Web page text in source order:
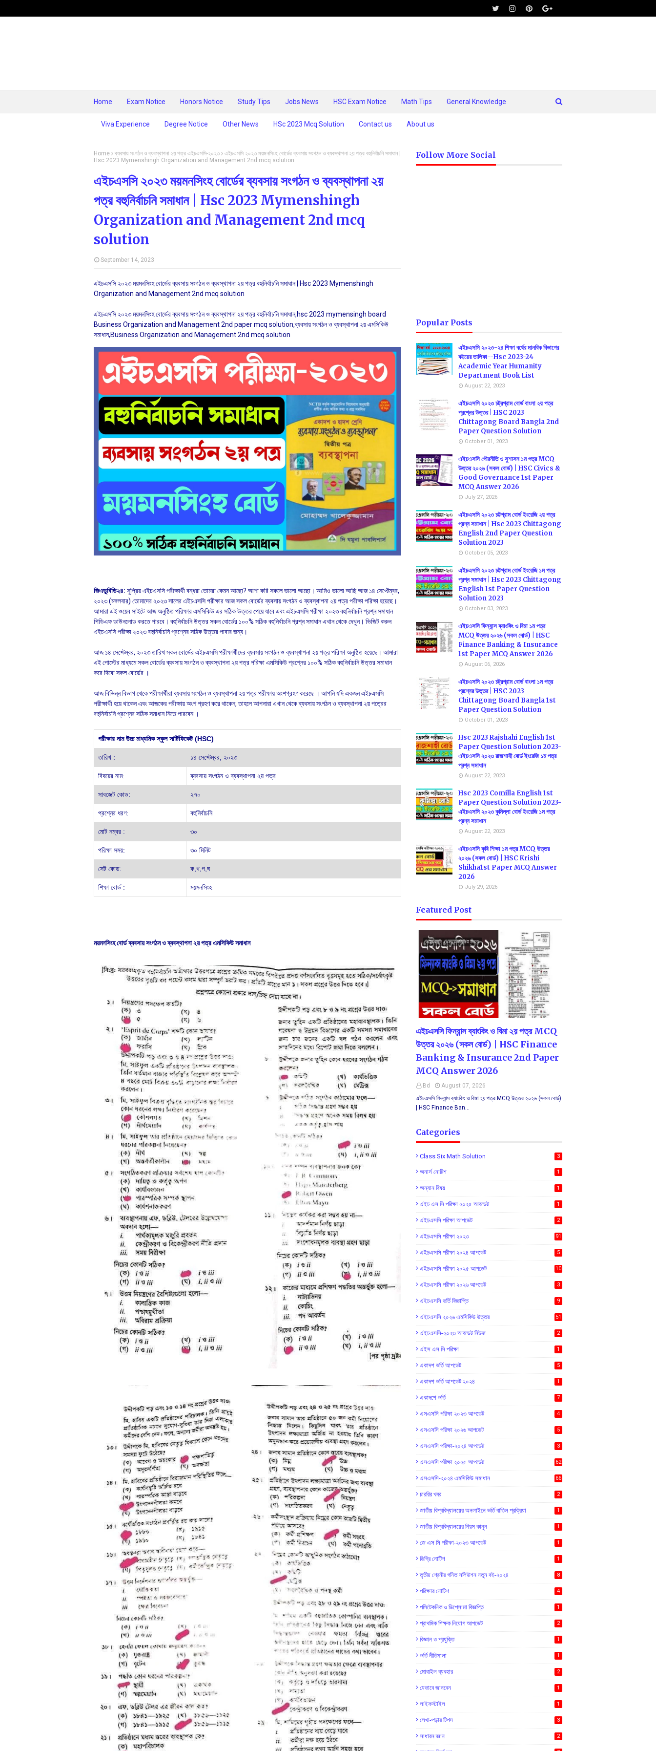
Home Exam Notice Honors Notice Study Tips Jobs News HSC Exam Notice Math Tips General Knowledge
Viva Experience Degree Notice Other News HSc 2023 Mcq Solution Contact us About us
Home ব্যবসায় সংগঠন ও ব্যবস্থাপনা ২য় পত্র এইচএসসি-২০২৩
এইচএসসি ২০২৩ ময়মনসিংহ বোর্ডের ব্যবসায় সংগঠন ও ব্যবস্থাপনা ২য় পত্র বহুনির্বাচনি সমাধান |
Hsc 2023 Mymenshingh Organization and Management 2nd mcq solution
এইচএসসি ২০২৩ ময়মনসিংহ বোর্ডের ব্যবসায় সংগঠন ও ব্যবস্থাপনা ২য়
পত্র বহুনির্বাচনি সমাধান | Hsc 2023 Mymenshingh
Organization and Management 2nd mcq
solution
September 14, 2023
এইচএসসি ২০২৩ ময়মনসিংহ বোর্ডের ব্যবসায় সংগঠন ও ব্যবস্থাপনা ২য় পত্র বহুনির্বাচনি সমাধান | Hsc 2023 Mymenshingh
Organization and Management 2nd mcq solution
এইচএসসি ২০২৩ ময়মনসিংহ বোর্ডের ব্যবসায় সংগঠন ও ব্যবস্থাপনা ২য় পত্র বহুনির্বাচনি সমাধান,hsc 2023 mymensingh board
Business Organization and Management 2nd paper mcq solution,ব্যবসায় সংগঠন ও ব্যবস্থাপনা ২য় এমসিকিউ
সমাধান,Business Organization and Management 2nd mcq solution
জিএডুবিডি২৪: সুপ্রিয় এইচএসসি পরীক্ষার্থী বন্ধরা তোমরা কেমন আছো? আশা করি সকলে ভালো আছো। আমিও ভালো আছি আজ ১৪ সেপ্টেম্বর,
২০২৩ (মঙ্গলবার) তোমাদের ২০২৩ সালের এইচএসসি পরীক্ষার আজ সকল বোর্ডের ব্যবসায় সংগঠন ও ব্যবস্থাপনা ২য় পত্র পরীক্ষা পরিক্ষা হয়েছে।
আমারা এই ওয়েব সাইটে আজ অনুষ্ঠিত পরিক্ষার এমসিকিউ এর সঠিক উত্তর পেয়ে যাবে এবং এইচএসসি পরীক্ষা ২০২৩ বহুনির্বাচনি প্রশ্ন সমাধান
পিডিএফ ডাউনলোড করতে পারবে। বহুনির্বাচনি উত্তর সকল বোর্ডের ১০০% সঠিক বহুনির্বাচনি প্রশ্ন সমাধান এখান থেকে দেখুন। ভিজিট করুন
এইচএসসি পরীক্ষা ২০২৩ বহুনির্বাচনি প্রশ্নের সঠিক উত্তর পাবার জন্য।
আজ ১৪ সেপ্টেম্বর, ২০২৩ তারিখ সকল বোর্ডের এইচএসসি পরীক্ষার্থীদের ব্যবসায় সংগঠন ও ব্যবস্থাপনা ২য় পত্র পরিক্ষা অনুষ্ঠিত হয়েছে। আমারা
এই পোস্টের মাধ্যমে সকল বোর্ডের ব্যবসায় সংগঠন ও ব্যবস্থাপনা ২য় পত্র পরিক্ষা এমসিকিউ প্রশ্নের ১০০% সঠিক বহুনির্বাচনি উত্তর সমাধান
করে দিবো সকল বোর্ডের ।
আজ বিভিন্ন বিভাগ থেকে পরীক্ষার্থীরা ব্যবসায় সংগঠন ও ব্যবস্থাপনা ২য় পত্র পরীক্ষায় অংশগ্রহণ করেছে । আপনি যদি একজন এইচএসসি
পরীক্ষার্থী হয়ে থাকেন এবং আজকের পরীক্ষায় অংশ গ্রহণ করে থাকেন, তাহলে আপনারা এখান থেকে ব্যবসায় সংগঠন ও ব্যবস্থাপনা ২য় পত্রের
বহুনির্বাচনি প্রশ্নের সঠিক সমাধান নিতে পারবেন ।
পরীক্ষার নাম উচ্চ মাধ্যমিক স্কুল সার্টিফিকেট (HSC)
তারিখ : ১৪ সেপ্টেম্বর, ২০২৩
বিষয়ের নাম: ব্যবসায় সংগঠন ও ব্যবস্থাপনা ২য় পত্র
সাবজেক্ট কোড: ২৭০
প্রশ্নের ধরণ: বহুনির্বাচনি
মোট নম্বর : ৩০
পরিক্ষা সময়: ৩০ মিনিট
সেট কোড: ক,খ,গ,ঘ
শিক্ষা বোর্ড : ময়মনসিংহ
ময়মনসিংহ বোর্ড ব্যবসায় সংগঠন ও ব্যবস্থাপনা ২য় পত্র এমসিকিউ সমাধান
Follow More Social
Popular Posts
এইচএসসি ২০২৩-২৪ শিক্ষা বর্ষের মানবিক বিভাগের
বইয়ের তালিকা--Hsc 2023-24
Academic Year Humanity
Department Book List
August 22, 2023
এইচএসসি ২০২৩ চট্রগ্রাম বোর্ড বাংলা ২য় পত্র
প্রশ্নের উত্তর | HSC 2023
Chittagong Board Bangla 2nd
Paper Question Solution
October 01, 2023
এইচএসসি পৌরনীতি ও সুশাসন ১ম পত্র MCQ
উত্তর ২০২৬ (সকল বোর্ড) | HSC Civics &
Good Governance 1st Paper
MCQ Answer 2026
July 27, 2026
এইচএসসি ২০২৩ চট্টগ্রাম বোর্ড ইংরেজি ২য় পত্র
প্রশ্ন সমাধান | Hsc 2023 Chittagong
English 2nd Paper Question
Solution 2023
October 05, 2023
এইচএসসি ২০২৩ চট্টগ্রাম বোর্ড ইংরেজি ১ম পত্র
প্রশ্ন সমাধান | Hsc 2023 Chittagong
English 1st Paper Question
Solution 2023
October 03, 2023
এইচএসসি ফিন্যান্স ব্যাংকিং ও বিমা ১ম পত্র
MCQ উত্তর ২০২৬ (সকল বোর্ড) | HSC
Finance Banking & Insurance
1st Paper MCQ Answer 2026
August 06, 2026
এইচএসসি ২০২৩ চট্রগ্রাম বোর্ড বাংলা ১ম পত্র
প্রশ্নের উত্তর | HSC 2023
Chittagong Board Bangla 1st
Paper Question Solution
October 01, 2023
Hsc 2023 Rajshahi English 1st
Paper Question Solution 2023-
এইচএসসি ২০২৩ রাজশাহী বোর্ড ইংরেজি ১ম পত্র
প্রশ্ন সমাধান
August 22, 2023
Hsc 2023 Comilla English 1st
Paper Question Solution 2023-
এইচএসসি ২০২৩ কুমিল্লা বোর্ড ইংরেজি ১ম পত্র
প্রশ্ন সমাধান
August 22, 2023
এইচএসসি কৃষি শিক্ষা ১ম পত্র MCQ উত্তর
২০২৬ (সকল বোর্ড) | HSC Krishi
Shikha1st Paper MCQ Answer
2026
July 29, 2026
Featured Post
এইচএসসি ২০২৬ এমসিকিউ উত্তর
এইচএসসি ফিন্যান্স ব্যাংকিং ও বিমা ২য় পত্র MCQ
উত্তর ২০২৬ (সকল বোর্ড) | HSC Finance
Banking & Insurance 2nd Paper
MCQ Answer 2026
Bd
August 07, 2026
এইচএসসি ফিন্যান্স ব্যাংকিং ও বিমা ২য় পত্র MCQ উত্তর ২০২৬ (সকল বোর্ড)
| HSC Finance Ban…
Categories
Class Six Math Solution 3
অনার্স নোটিশ 1
অন্যান বিষয় 1
এইচ এস সি পরিক্ষা ২০২৫ আবডেট 1
এইচএসসি পরিক্ষা আপডেট 2
এইচএসসি পরীক্ষা ২০২৩ 91
এইচএসসি পরীক্ষা ২০২৪ আপডেট 5
এইচএসসি পরীক্ষা ২০২৫ আপডেট 10
এইচএসসি পরীক্ষা ২০২৬ আপডেট 3
এইচএসসি ভর্তি বিজ্ঞাপ্তি 9
এইচএসসি ২০২৬ এমসিকিউ উত্তর 51
এইচএসসি-২০২৩ আবডেট নিউজ 2
এইস এস সি পরিক্ষা 1
একাদশ ভর্তি আপডেট 5
একাদশ ভর্তি আপডেট ২০২৪ 1
একাদশে ভর্তি 7
এসএসসি পরিক্ষা ২০২৩ আপডেট 4
এসএসসি পরিক্ষা ২০২৬ আপডেট 5
এসএসসি পরিক্ষা-২০২৪ আপডেট 3
এসএসসি পরীক্ষা ২০২৫ আপডেট 62
এসএসসি-২০২৪ এমসিকিউ সমাধান 66
চাররির খবর 2
জাতীয় বিশ্ববিদ্যালয়ের অনলাইনে ভর্তি বাতিল প্রক্রিয়া 1
জাতীয় বিশ্ববিদ্যালয়ের নিয়ম কানুন 1
জে এস সি পরীক্ষা-২০২৩ আপডেট 1
ডিগ্রি নোটিশ 1
তৃতীয় শ্রেনীর গনিত সলিউশন নতুন বই-২০২৪ 8
পরিক্ষার নোটিশ 4
পলিটেকনিক ও ডিপ্লোমা বিজ্ঞপ্তি 1
প্রাথমিক শিক্ষক নিয়োগ আপডেট 2
বিজ্ঞান ও প্রযুক্তি 1
ভর্তি নীতিমালা 1
মোবাইল ব্যবহার 2
যেভাবে জানবেন 1
লাইফস্টাইল 1
লেখা-পড়ার টিপস 3
সাধারন জ্ঞান 2